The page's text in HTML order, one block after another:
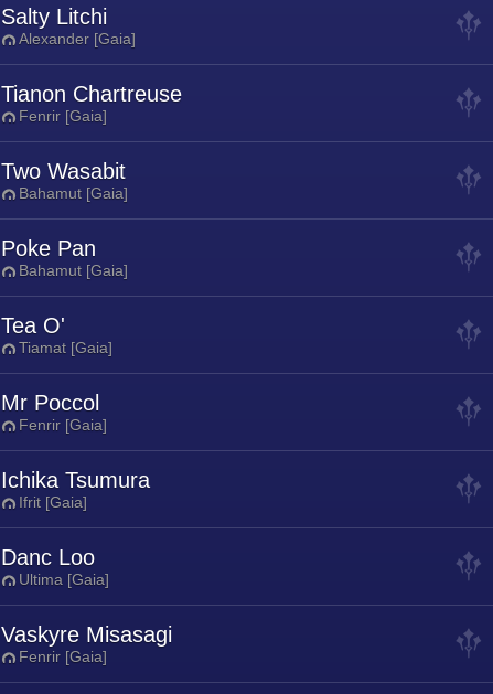
Salty Litchi
Alexander [Gaia]
Tianon Chartreuse
Fenrir [Gaia]
Two Wasabit
Bahamut [Gaia]
Poke Pan
Bahamut [Gaia]
Tea O'
Tiamat [Gaia]
Mr Poccol
Fenrir [Gaia]
Ichika Tsumura
Ifrit [Gaia]
Danc Loo
Ultima [Gaia]
Vaskyre Misasagi
Fenrir [Gaia]